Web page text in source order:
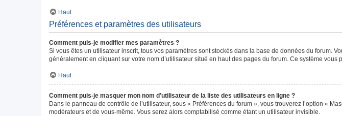
Haut
Préférences et paramètres des utilisateurs
Comment puis-je modifier mes paramètres ?
Si vous êtes un utilisateur inscrit, tous vos paramètres sont stockés dans la base de données du forum.
généralement en cliquant sur votre nom d’utilisateur situé en haut des pages du forum. Ce système
Haut
Comment puis-je masquer mon nom d’utilisateur de la liste des utilisateurs en ligne ?
Dans le panneau de contrôle de l’utilisateur, sous « Préférences du forum », vous trouverez l’option «
modérateurs et de vous-même. Vous serez alors comptabilisé comme étant un utilisateur invisible.